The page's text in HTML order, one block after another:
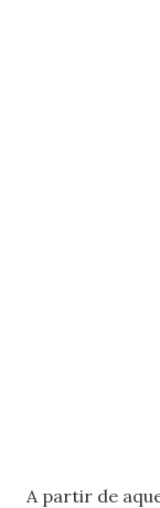
A partir de